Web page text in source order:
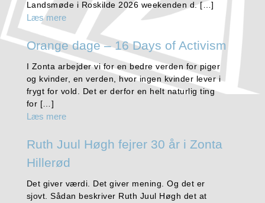
Landsmøde i Roskilde 2026 weekenden d. […]
Læs mere
Orange dage – 16 Days of Activism
I Zonta arbejder vi for en bedre verden for piger
og kvinder, en verden, hvor ingen kvinder lever i
frygt for vold. Det er derfor en helt naturlig ting
for […]
Læs mere
Ruth Juul Høgh fejrer 30 år i Zonta
Hillerød
Det giver værdi. Det giver mening. Og det er
sjovt. Sådan beskriver Ruth Juul Høgh det at